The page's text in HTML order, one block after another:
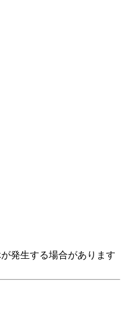
発生する場合があります